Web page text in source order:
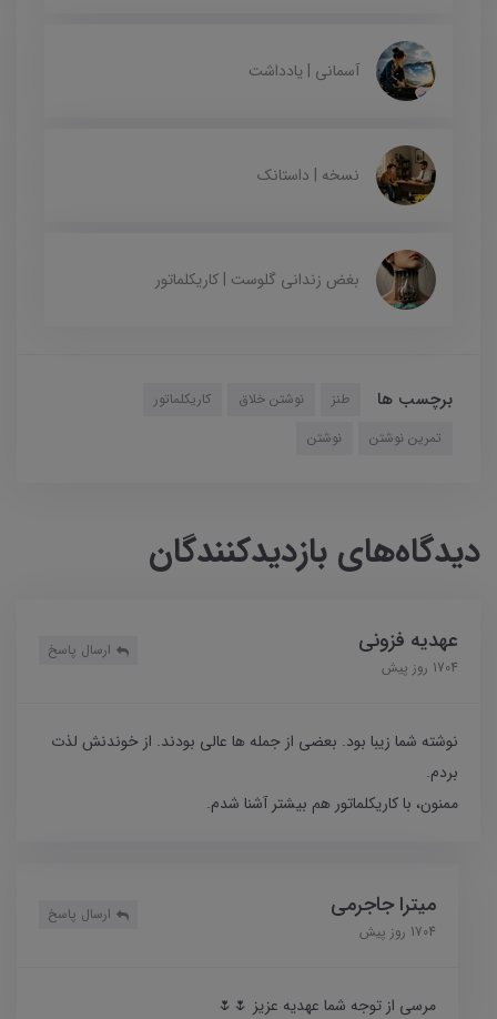
آسمانی | یادداشت
نسخه | داستانک
بغض زندانی گلوست | کاریکلماتور
برچسب ها طنز نوشتن خلاق
کاریکلماتور
تمرین نوشتن
نوشتن
دیدگاه‌های بازدیدکنندگان
عهدیه فزونی
1704 روز پیش
ارسال پاسخ
نوشته شما زیبا بود. بعضی از جمله ها عالی بودند. از خوندنش لذت
بردم.
ممنون، با کاریکلماتور هم بیشتر آشنا شدم.
میترا جاجرمی
1704 روز پیش
ارسال پاسخ
مرسی از توجه شما عهدیه عزیز 🌷🌷